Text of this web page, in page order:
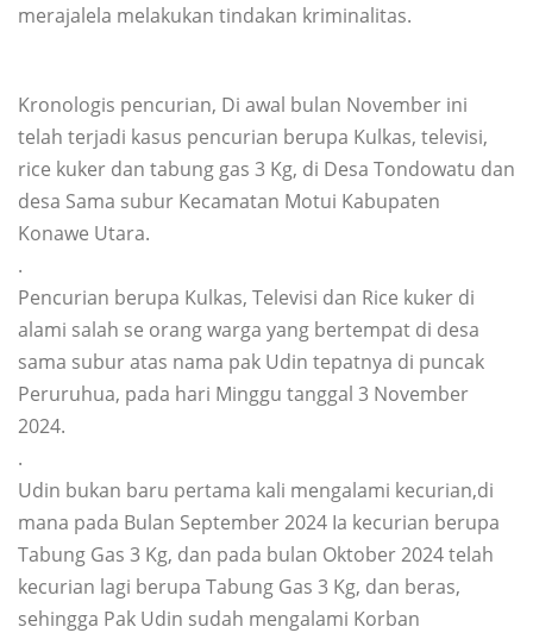
merajalela melakukan tindakan kriminalitas.
Kronologis pencurian, Di awal bulan November ini
telah terjadi kasus pencurian berupa Kulkas, televisi,
rice kuker dan tabung gas 3 Kg, di Desa Tondowatu dan
desa Sama subur Kecamatan Motui Kabupaten
Konawe Utara.
.
Pencurian berupa Kulkas, Televisi dan Rice kuker di
alami salah se orang warga yang bertempat di desa
sama subur atas nama pak Udin tepatnya di puncak
Peruruhua, pada hari Minggu tanggal 3 November
2024.
.
Udin bukan baru pertama kali mengalami kecurian,di
mana pada Bulan September 2024 Ia kecurian berupa
Tabung Gas 3 Kg, dan pada bulan Oktober 2024 telah
kecurian lagi berupa Tabung Gas 3 Kg, dan beras,
sehingga Pak Udin sudah mengalami Korban